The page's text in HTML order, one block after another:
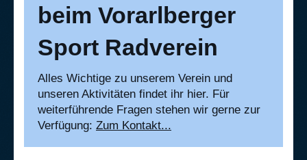
beim Vorarlberger
Sport Radverein
Alles Wichtige zu unserem Verein und
unseren Aktivitäten findet ihr hier. Für
weiterführende Fragen stehen wir gerne zur
Verfügung: Zum Kontakt...